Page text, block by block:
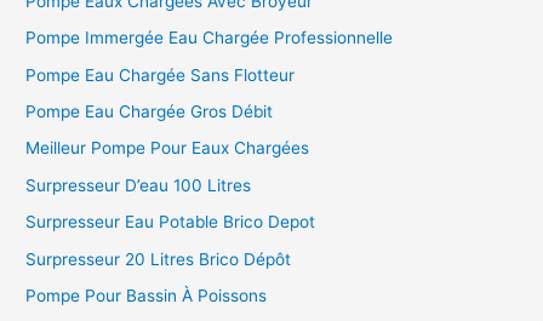
Pompe Immergée Eau Chargée Professionnelle
Pompe Eau Chargée Sans Flotteur
Pompe Eau Chargée Gros Débit
Meilleur Pompe Pour Eaux Chargées
Surpresseur D’eau 100 Litres
Surpresseur Eau Potable Brico Depot
Surpresseur 20 Litres Brico Dépôt
Pompe Pour Bassin À Poissons